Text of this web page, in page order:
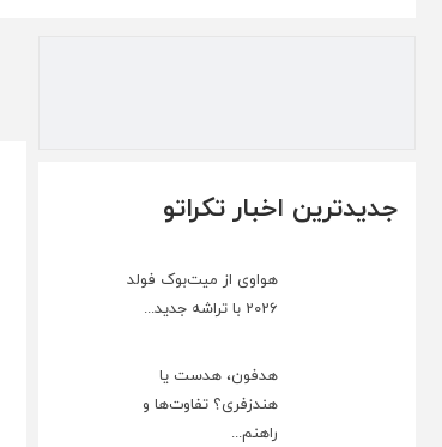
جدیدترین اخبار تکراتو
هواوی از میت‌بوک فولد
2026 با تراشه جدید...
هدفون، هدست یا
هندزفری؟ تفاوت‌ها و
راهنم...